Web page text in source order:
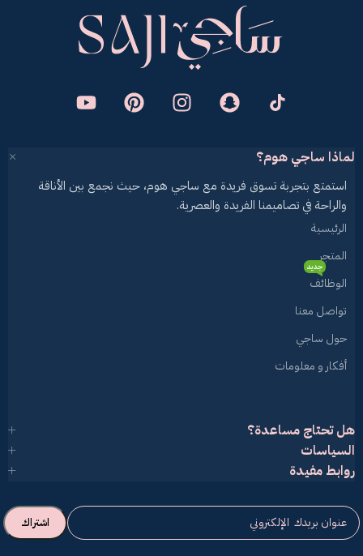
لماذا ساجي هوم؟
استمتع بتجربة تسوق فريدة مع ساجي هوم، حيث نجمع بين الأناقة
والراحة في تصاميمنا الفريدة والعصرية.
الرئيسية
المتجر
الوظائف
جديد
تواصل معنا
حول ساجي
أفكار و معلومات
هل تحتاج مساعدة؟
السياسات
روابط مفيدة